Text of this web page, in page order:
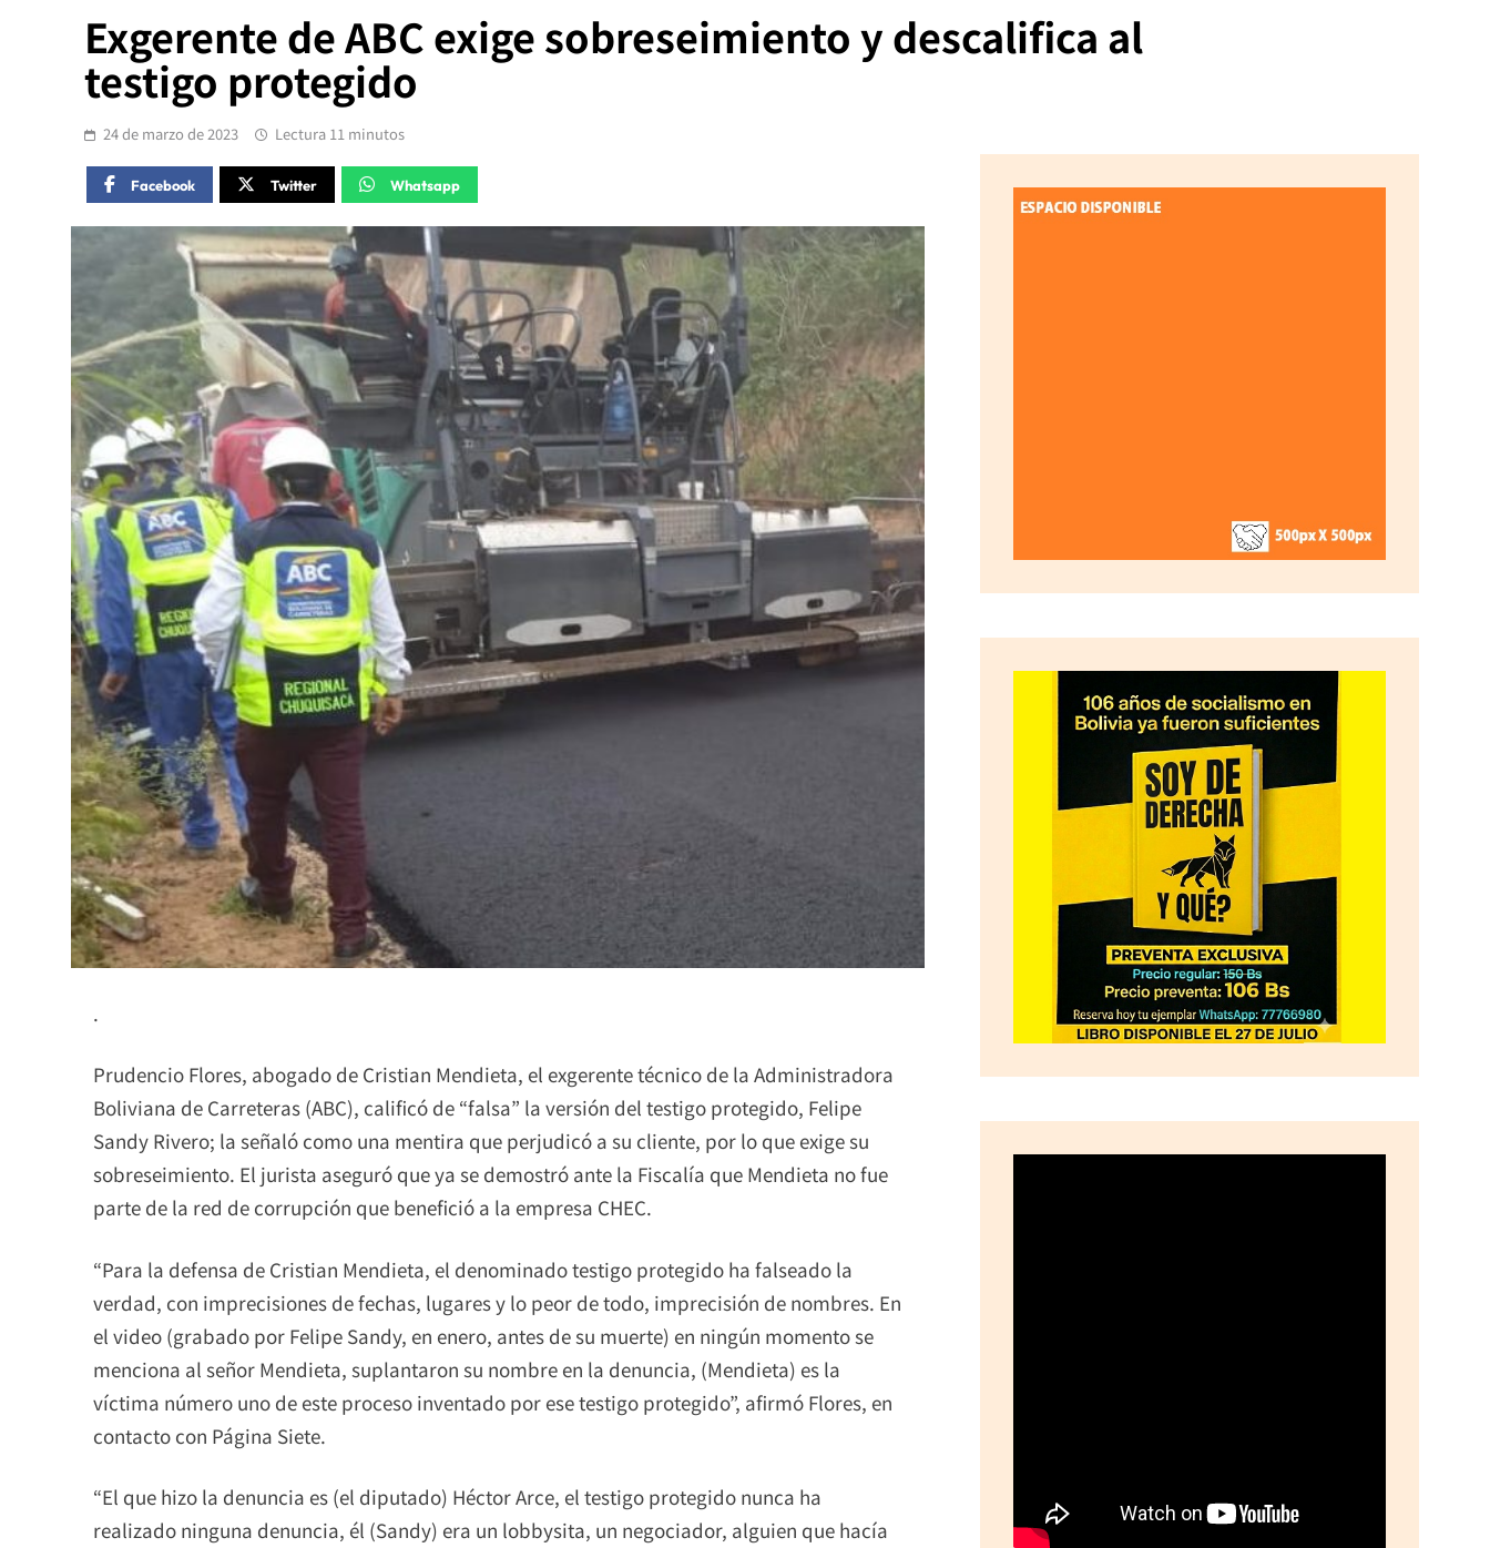
Exgerente de ABC exige sobreseimiento y descalifica al
testigo protegido
24 de marzo de 2023 Lectura 11 minutos
Facebook Twitter Whatsapp
.
Prudencio Flores, abogado de Cristian Mendieta, el exgerente técnico de la Administradora
Boliviana de Carreteras (ABC), calificó de “falsa” la versión del testigo protegido, Felipe
Sandy Rivero; la señaló como una mentira que perjudicó a su cliente, por lo que exige su
sobreseimiento. El jurista aseguró que ya se demostró ante la Fiscalía que Mendieta no fue
parte de la red de corrupción que benefició a la empresa CHEC.
“Para la defensa de Cristian Mendieta, el denominado testigo protegido ha falseado la
verdad, con imprecisiones de fechas, lugares y lo peor de todo, imprecisión de nombres. En
el video (grabado por Felipe Sandy, en enero, antes de su muerte) en ningún momento se
menciona al señor Mendieta, suplantaron su nombre en la denuncia, (Mendieta) es la
víctima número uno de este proceso inventado por ese testigo protegido”, afirmó Flores, en
contacto con Página Siete.
“El que hizo la denuncia es (el diputado) Héctor Arce, el testigo protegido nunca ha
realizado ninguna denuncia, él (Sandy) era un lobbysita, un negociador, alguien que hacía